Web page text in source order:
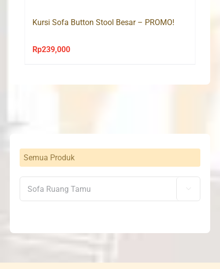
Kursi Sofa Button Stool Besar – PROMO!
Rp239,000
Semua Produk
